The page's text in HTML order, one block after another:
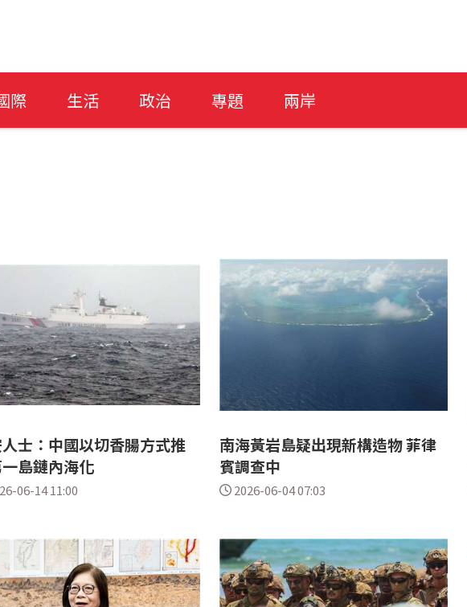
際 生活 政治 專題 兩岸
士：中國以切香腸方式推
島鏈內海化
06-14 11:00
南海黃岩島疑出現新構造物 菲律
賓調查中
2026-06-04 07:03